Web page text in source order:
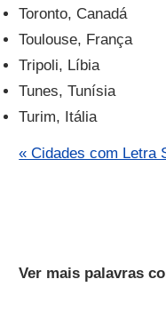
Toronto, Canadá
Toulouse, França
Tripoli, Líbia
Tunes, Tunísia
Turim, Itália
« Cidades com Letra
Ver mais palavras